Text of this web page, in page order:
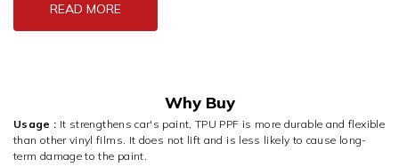
READ MORE
Why Buy
Usage : It strengthens car's paint, TPU PPF is more durable and flexible
than other vinyl films. It does not lift and is less likely to cause long-
term damage to the paint.